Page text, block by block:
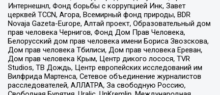
Интернешнл, Фонд борьбы с коррупцией Инк, Завет
церквей TCCN, Агора, Всемирный фонд природы, BDR
Novaja Gazeta-Europe, Алтай проект, Образовательный дом
прав человека Чернигов, Фонд Дом Прав Человека,
Белорусский дом прав человека имени Бориса Звозскова,
Дом прав человека Тбилиси, Дом прав человека Ереван,
Дом прав человека Крым, Центр дикого лосося, TVR
Studios, ТВ Дождь, Центр европейских исследований им
Вилфрида Мартенса, Сетевое объединение журналистов
расследователей, АЛЛАТРА, За свободную Россию,